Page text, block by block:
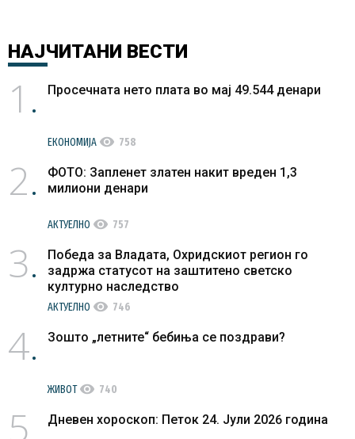
НАЈЧИТАНИ ВЕСТИ
1 Просечната нето плата во мај 49.544 денари
ЕКОНОМИЈА visibility 758
2
ФОТО: Запленет златен накит вреден 1,3
милиони денари
АКТУЕЛНО visibility 757
3
Победа за Владата, Охридскиот регион го
задржа статусот на заштитено светско
културно наследство
АКТУЕЛНО visibility 746
4 Зошто „летните“ бебиња се поздрави?
ЖИВОТvisibility 740
5 Дневен хороскоп: Петок 24. Јули 2026 година